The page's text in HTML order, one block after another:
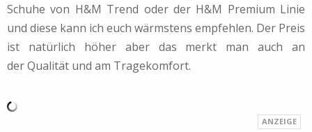
Schuhe von H&M Trend oder der H&M Premium Linie
und diese kann ich euch wärmstens empfehlen. Der Preis
ist natürlich höher aber das merkt man auch an
der Qualität und am Tragekomfort.